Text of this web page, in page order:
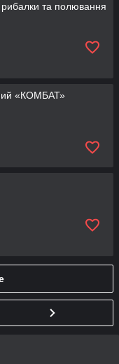
та полювання
«КОМБАТ»